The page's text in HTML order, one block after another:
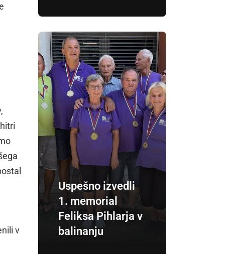
v
Uspešno izvedli
1. memorial
Feliksa Pihlarja v
balinanju